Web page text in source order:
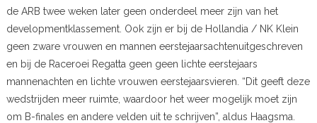
de ARB twee weken later geen onderdeel meer zijn van het
developmentklassement. Ook zijn er bij de Hollandia / NK Klein
geen zware vrouwen en mannen eerstejaarsachtenuitgeschreven
en bij de Raceroei Regatta geen geen lichte eerstejaars
mannenachten en lichte vrouwen eerstejaarsvieren. “Dit geeft deze
wedstrijden meer ruimte, waardoor het weer mogelijk moet zijn
om B-finales en andere velden uit te schrijven”, aldus Haagsma.